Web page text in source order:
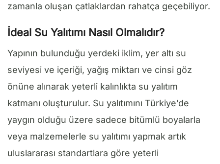
zamanla oluşan çatlaklardan rahatça geçebiliyor.
İdeal Su Yalıtımı Nasıl Olmalıdır?
Yapının bulunduğu yerdeki iklim, yer altı su
seviyesi ve içeriği, yağış miktarı ve cinsi göz
önüne alınarak yeterli kalınlıkta su yalıtım
katmanı oluşturulur. Su yalıtımını Türkiye’de
yaygın olduğu üzere sadece bitümlü boyalarla
veya malzemelerle su yalıtımı yapmak artık
uluslararası standartlara göre yeterli